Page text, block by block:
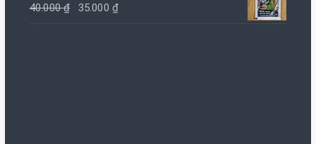
40.000₫
Giá
35.000 ₫